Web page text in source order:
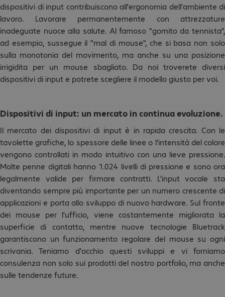
dispositivi di input contribuiscono all'ergonomia dell'ambiente di
lavoro. Lavorare permanentemente con attrezzature
inadeguate nuoce alla salute. Al famoso "gomito da tennista",
ad esempio, sussegue il "mal di mouse", che si basa non solo
sulla monotonia del movimento, ma anche su una posizione
irrigidita per un mouse sbagliato. Da noi troverete diversi
dispositivi di input e potrete scegliere il modello giusto per voi.
Dispositivi di input: un mercato in continua evoluzione.
Il mercato dei dispositivi di input è in rapida crescita. Con le
tavolette grafiche, lo spessore delle linee o l'intensità del colore
vengono controllati in modo intuitivo con una lieve pressione.
Molte penne digitali hanno 1.024 livelli di pressione e sono ora
legalmente valide per firmare contratti. L'input vocale sta
diventando sempre più importante per un numero crescente di
applicazioni e porta allo sviluppo di nuovo hardware. Sul fronte
dei mouse per l'ufficio, viene costantemente migliorata la
superficie di contatto, mentre nuove tecnologie Bluetrack
garantiscono un funzionamento regolare del mouse su ogni
scrivania. Teniamo d'occhio questi sviluppi e vi forniamo
consulenza non solo sui prodotti del nostro portfolio, ma anche
sulle tendenze future.